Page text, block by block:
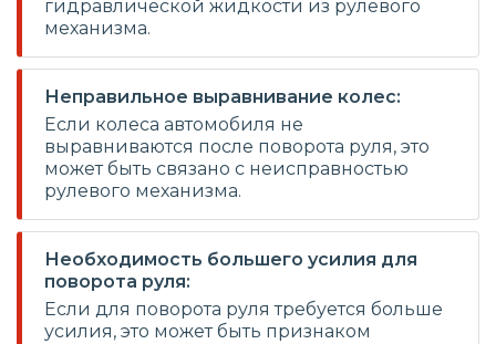
гидравлической жидкости из рулевого
механизма.
Неправильное выравнивание колес:
Если колеса автомобиля не
выравниваются после поворота руля, это
может быть связано с неисправностью
рулевого механизма.
Необходимость большего усилия для
поворота руля:
Если для поворота руля требуется больше
усилия, это может быть признаком